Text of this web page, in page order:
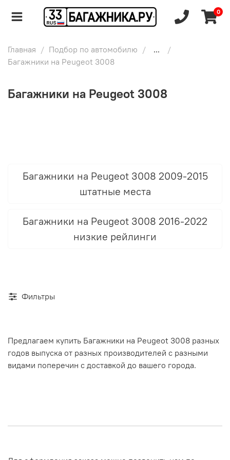
0
Главная Подбор по автомобилю
...
Багажники на Peugeot 3008
Багажники на Peugeot 3008
Багажники на Peugeot 3008 2009-2015
штатные места
Багажники на Peugeot 3008 2016-2022
низкие рейлинги
Фильтры
Предлагаем купить Багажники на Peugeot 3008 разных
годов выпуска от разных производителей с разными
видами поперечин с доставкой до вашего города.